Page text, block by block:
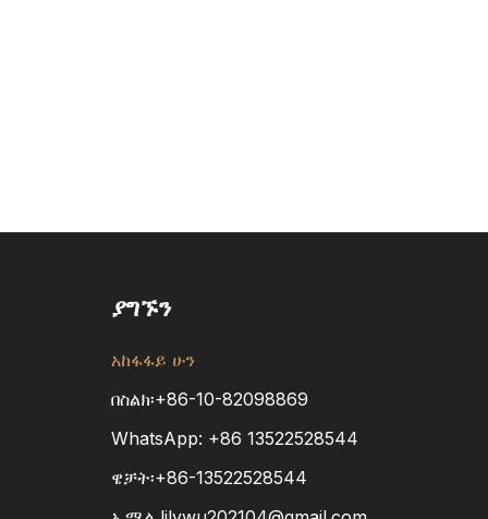
ያግኙን
አከፋፋይ ሁን
በስልክ፡+86-10-82098869
WhatsApp: +86 13522528544
ዌቻት፡+86-13522528544